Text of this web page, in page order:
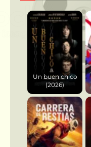
Un buen chico
(2026)